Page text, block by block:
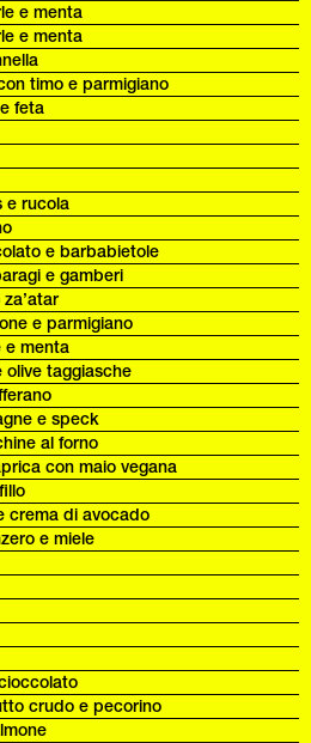
e menta
e menta
timo e parmigiano
feta
e rucola
e barbabietole
e gamberi
e parmigiano
e menta
taggiasche
e speck
al forno
con maio vegana
crema di avocado
e miele
crudo e pecorino